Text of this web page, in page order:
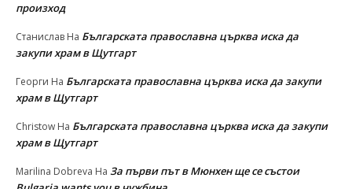
произход
Станислав На Българската православна църква иска да
закупи храм в Щутгарт
Георги На Българската православна църква иска да закупи
храм в Щутгарт
Christow На Българската православна църква иска да закупи
храм в Щутгарт
Marilina Dobreva На За първи път в Мюнхен ще се състои